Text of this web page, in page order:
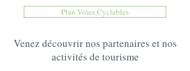
Plan Voies Cyclables
Venez découvrir nos partenaires et nos
activités de tourisme